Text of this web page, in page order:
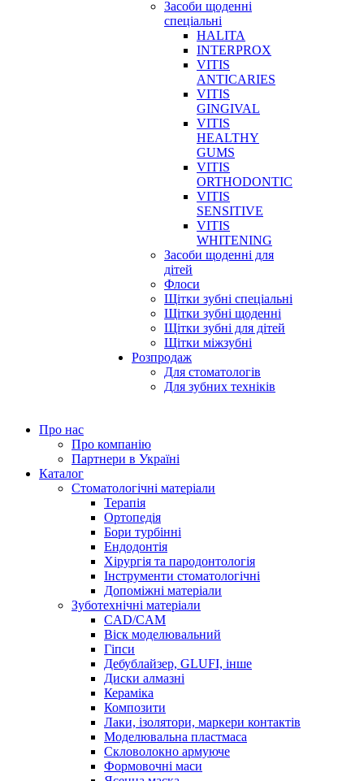
Засоби щоденні
спеціальні
HALITA
INTERPROX
VITIS
ANTICARIES
VITIS
GINGIVAL
VITIS
HEALTHY
GUMS
VITIS
ORTHODONTIC
VITIS
SENSITIVE
VITIS
WHITENING
Засоби щоденні для
дітей
Флоси
Щітки зубні спеціальні
Щітки зубні щоденні
Щітки зубні для дітей
Щітки міжзубні
Розпродаж
Для стоматологів
Для зубних техніків
Про нас
Про компанію
Партнери в Україні
Каталог
Стоматологічні матеріали
Терапія
Ортопедія
Бори турбінні
Ендодонтія
Хірургія та пародонтологія
Інструменти стоматологічні
Допоміжні матеріали
Зуботехнічні матеріали
CAD/CAM
Віск моделювальний
Гіпси
Дебублайзер, GLUFI, інше
Диски алмазні
Кераміка
Композити
Лаки, ізолятори, маркери контактів
Моделювальна пластмаса
Скловолокно армуюче
Формовочні маси